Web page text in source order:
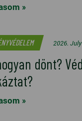
»
2026.
dönt?
»